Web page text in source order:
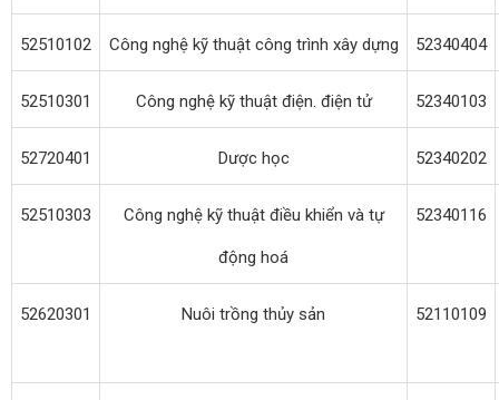
52510102 Công nghệ kỹ thuật công trình xây dựng 52340404
52510301 Công nghệ kỹ thuật điện. điện tử 52340103
52720401 Dược học 52340202
52510303 Công nghệ kỹ thuật điều khiển và tự
động hoá
52340116
52620301 Nuôi trồng thủy sản 52110109